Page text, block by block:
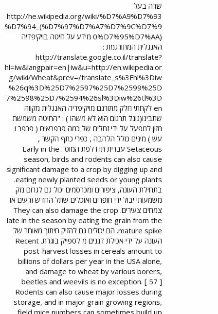
שדה בעל
http://he.wikipedia.org/wiki/%D7%A9%D7%93
%D7%94_(%D7%97%D7%A7%D7%9C%D7%9
0%D7%95%D7%AA) מידע על חיטה בויקיפדיה
האנגלית המתורגמת :
http://translate.google.co.il/translate?
hl=iw&langpair=en|iw&u=http://en.wikipedia.or
g/wiki/Wheat&prev=/translate_s%3Fhl%3Diw
%26q%3D%25D7%2597%25D7%2599%25D
7%2598%25D7%2594%26sl%3Diw%26tl%3D
en לקחתי חלק מתורגם מויקיפדיה האנגלית מקווה
שתבינו(גוגל תרגום הוא לא משהו ) : "החיטה משמשת
מזון למפעל על ידי זחלים של כמה פרפראים ( פרפר ו
עש ) מינים כולל הלהבה , כפרי כתף הקשר ,
Setaceous עברית תו ו לפת המוס . Early in the
season, birds and rodents can also cause
significant damage to a crop by digging up and
eating newly planted seeds or young plants.
בתחילת העונה, ציפורים ומכרסמים יכול גם לגרום נזק
משמעותי יבול ידי חופרים ואוכלים שתל החדש זרעים או
צמחים צעירים. They can also damage the crop
late in the season by eating the grain from the
mature spike. הם יכולים גם להזיק חיתוך מאוחר של
העונה על ידי אכילת דגנים מ לספייק בוגרת. Recent
post-harvest losses in cereals amount to
billions of dollars per year in the USA alone,
and damage to wheat by various borers,
beetles and weevils is no exception. [ 57 ]
Rodents can also cause major losses during
storage, and in major grain growing regions,
field mice numbers can sometimes build up